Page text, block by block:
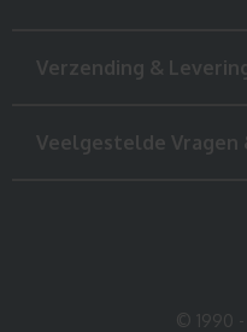
Verzending &
Veelgestelde Vragen
© 1990 -